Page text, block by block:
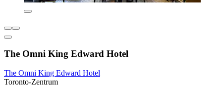
The Omni King Edward Hotel
The Omni King Edward Hotel
Toronto-Zentrum